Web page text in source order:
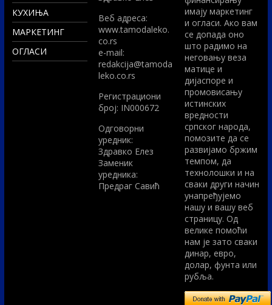
КУХИЊА
МАРКЕТИНГ
ОГЛАСИ
Вeб адреса:
www.tamodaleko.
co.rs
e-mail:
redakcija@tamoda
leko.co.rs
Регистрациони
број: IN000672
Одговорни
уредник:
Здравко Елез
Заменик
уредника:
Предраг Савић
имају маркетинг
и огласи. Ако вам
се допада оно
што радимо на
неговању веза
матице и
дијаспоре и
промовисању
истинских
вредности
српског народа,
помозите да се
развијамо бржим
темпом, да
технолошки и на
сваки други начин
унапређујемо
нашу и вашу веб
страницу. Од
велике помоћи
нам је зато сваки
динар, евро,
долар, фунта или
рубља.